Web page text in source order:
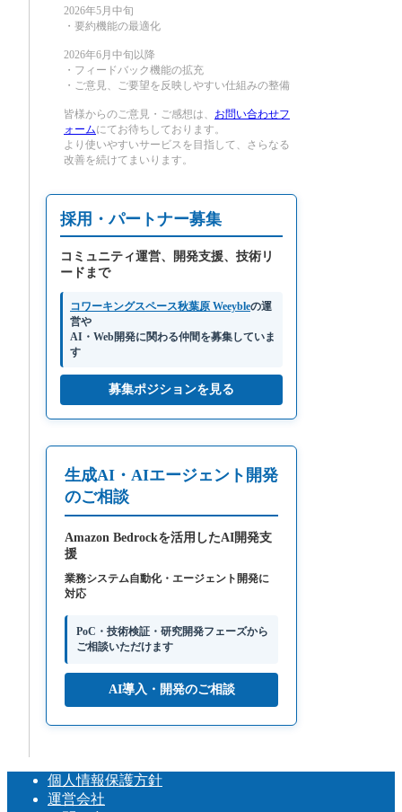
2026年5月中旬
・要約機能の最適化
2026年6月中旬以降
・フィードバック機能の拡充
・ご意見、ご要望を反映しやすい仕組みの整備
皆様からのご意見・ご感想は、 お問い合わせフ
ォームにてお待ちしております。
より使いやすいサービスを目指して、さらなる
改善を続けてまいります。
採用・パートナー募集
コミュニティ運営、開発支援、技術リ
ードまで
コワーキングスペース秋葉原 Weeybleの運
営や
AI・Web開発に関わる仲間を募集していま
す
募集ポジションを見る
生成AI・AIエージェント開発
のご相談
Amazon Bedrockを活用したAI開発支
援
業務システム自動化・エージェント開発に
対応
PoC・技術検証・研究開発フェーズから
ご相談いただけます
AI導入・開発のご相談
個人情報保護方針
運営会社